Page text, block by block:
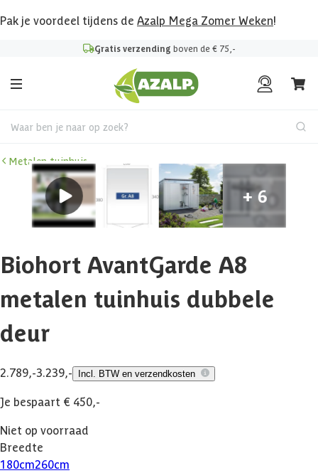
Pak je voordeel tijdens de Azalp Mega Zomer Weken!
Gratis verzending boven de € 75,-
Waar ben je naar op zoek?
Metalen tuinhuis
Biohort AvantGarde A8
metalen tuinhuis dubbele
deur
2.789,-3.239,- Incl. BTW en verzendkosten
Je bespaart € 450,-
Niet op voorraad
Breedte
180cm260cm